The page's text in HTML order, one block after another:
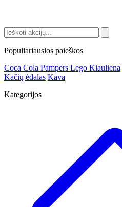
Populiariausios paieškos
Coca Cola Pampers Lego Kiauliena
Kačių ėdalas Kava
Kategorijos